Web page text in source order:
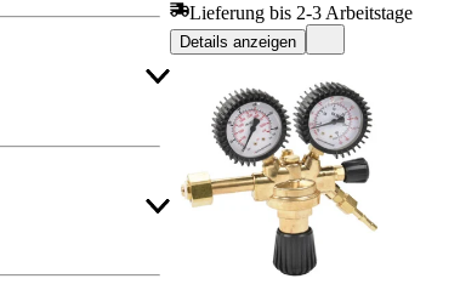
Lieferung bis 2-3 Arbeitstage
Details anzeigen